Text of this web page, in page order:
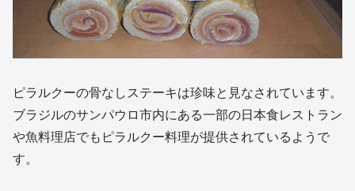
ピラルクーの骨なしステーキは珍味と見なされています。
ブラジルのサンパウロ市内にある一部の日本食レストラン
や魚料理店でもピラルクー料理が提供されているようで
す。